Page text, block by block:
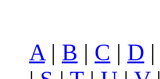
A | B | C | D |